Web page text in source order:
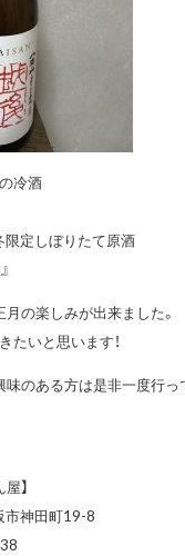
冷酒
定しぼりたて原酒
月の楽しみが出来ました。
たいと思います！
味のある方は是非一度行
】
市神田町19-8